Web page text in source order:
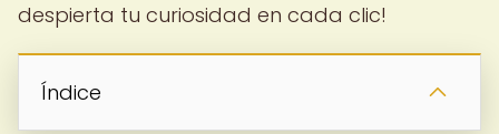
despierta tu curiosidad en cada clic!
Índice